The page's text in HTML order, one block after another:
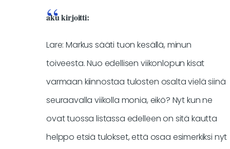
aku kirjoitti:
Lare: Markus sääti tuon kesällä, minun
toiveesta. Nuo edellisen viikonlopun kisat
varmaan kiinnostaa tulosten osalta vielä siinä
seuraavalla viikolla monia, eikö? Nyt kun ne
ovat tuossa listassa edelleen on sitä kautta
helppo etsiä tulokset, että osaa esimerkiksi nyt